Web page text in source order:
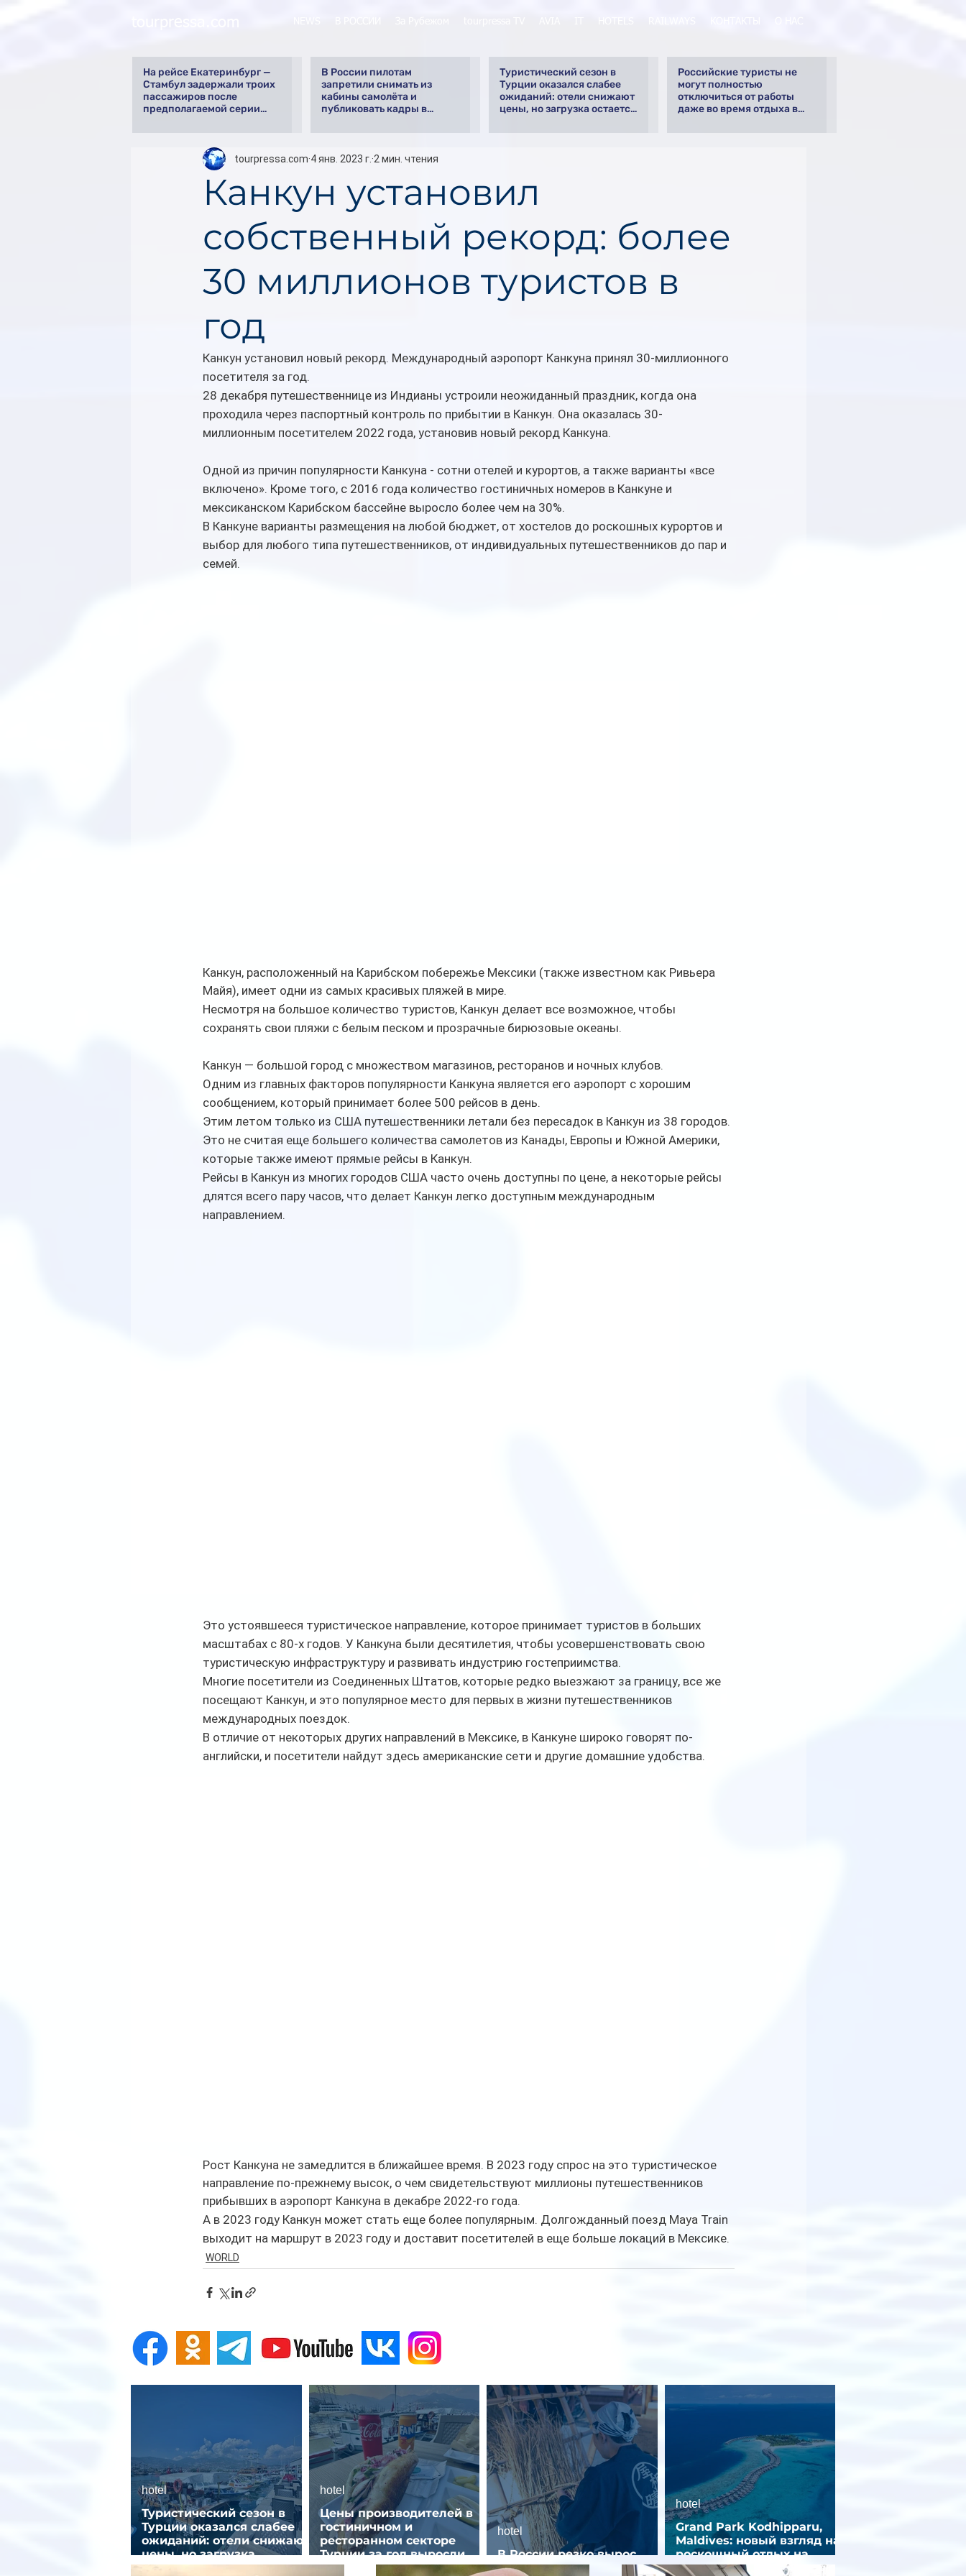
На рейсе Екатеринбург —
Стамбул задержали троих
пассажиров после
предполагаемой серии
В России пилотам
запретили снимать из
кабины самолёта и
публиковать кадры в
Туристический сезон в
Турции оказался слабее
ожиданий: отели снижают
цены, но загрузка остается
Российские туристы не
могут полностью
отключиться от работы
даже во время отдыха в
Канкун установил
собственный рекорд: более
30 миллионов туристов в
год
tourpressa.com 4 янв. 2023 г. 2 мин. чтения
Канкун установил новый рекорд. Международный аэропорт Канкуна принял 30-миллионного
посетителя за год.
28 декабря путешественнице из Индианы устроили неожиданный праздник, когда она
проходила через паспортный контроль по прибытии в Канкун. Она оказалась 30-
миллионным посетителем 2022 года, установив новый рекорд Канкуна.
Одной из причин популярности Канкуна - сотни отелей и курортов, а также варианты «все
включено». Кроме того, с 2016 года количество гостиничных номеров в Канкуне и
мексиканском Карибском бассейне выросло более чем на 30%.
В Канкуне варианты размещения на любой бюджет, от хостелов до роскошных курортов и
выбор для любого типа путешественников, от индивидуальных путешественников до пар и
семей.
Канкун, расположенный на Карибском побережье Мексики (также известном как Ривьера
Майя), имеет одни из самых красивых пляжей в мире.
Несмотря на большое количество туристов, Канкун делает все возможное, чтобы
сохранять свои пляжи с белым песком и прозрачные бирюзовые океаны.
Канкун — большой город с множеством магазинов, ресторанов и ночных клубов.
Одним из главных факторов популярности Канкуна является его аэропорт с хорошим
сообщением, который принимает более 500 рейсов в день.
Этим летом только из США путешественники летали без пересадок в Канкун из 38 городов.
Это не считая еще большего количества самолетов из Канады, Европы и Южной Америки,
которые также имеют прямые рейсы в Канкун.
Рейсы в Канкун из многих городов США часто очень доступны по цене, а некоторые рейсы
длятся всего пару часов, что делает Канкун легко доступным международным
направлением.
Это устоявшееся туристическое направление, которое принимает туристов в больших
масштабах с 80-х годов. У Канкуна были десятилетия, чтобы усовершенствовать свою
туристическую инфраструктуру и развивать индустрию гостеприимства.
Многие посетители из Соединенных Штатов, которые редко выезжают за границу, все же
посещают Канкун, и это популярное место для первых в жизни путешественников
международных поездок.
В отличие от некоторых других направлений в Мексике, в Канкуне широко говорят по-
английски, и посетители найдут здесь американские сети и другие домашние удобства.
Рост Канкуна не замедлится в ближайшее время. В 2023 году спрос на это туристическое
направление по-прежнему высок, о чем свидетельствуют миллионы путешественников
прибывших в аэропорт Канкуна в декабре 2022-го года.
А в 2023 году Канкун может стать еще более популярным. Долгожданный поезд Maya Train
выходит на маршрут в 2023 году и доставит посетителей в еще больше локаций в Мексике.
WORLD
Туристический сезон в
Турции оказался слабее
ожиданий: отели снижают
цены, но загрузка
остается низкой
hotel
Цены производителей в
гостиничном и
ресторанном секторе
Турции за год выросли
почти на 32%
hotel
В России резко вырос
спрос на отели без звезд
hotel
Grand Park Kodhipparu,
Maldives: новый взгляд на
роскошный отдых на
Мальдивах
hotel